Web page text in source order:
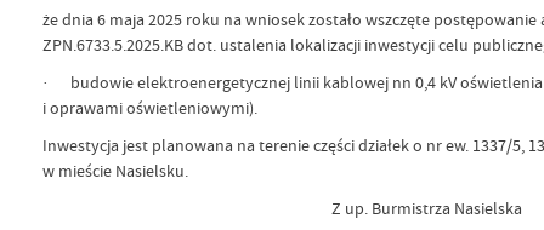
że dnia 6 maja 2025 roku na wniosek zostało wszczęte
ZPN.6733.5.2025.KB dot. ustalenia lokalizacji inwestycji celu
· budowie elektroenergetycznej linii kablowej nn 0,4 kV oświetlenia
i oprawami oświetleniowymi).
Inwestycja jest planowana na terenie części działek o nr ew. 1337/5,
w mieście Nasielsku.
Z up. Burmistrza Nasielska